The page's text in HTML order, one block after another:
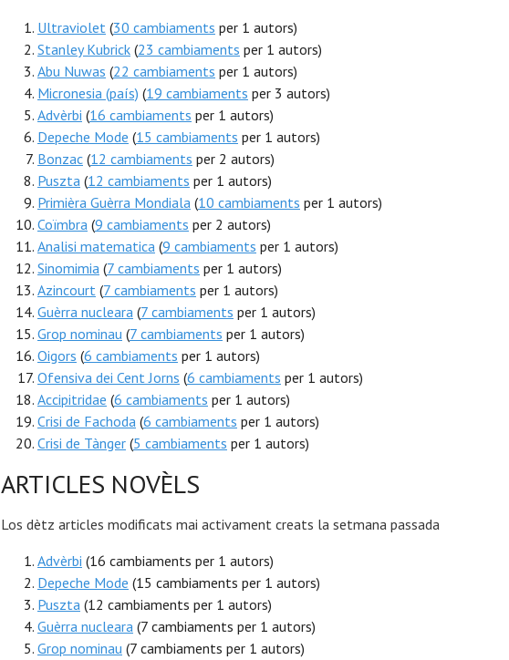
Ultraviolet (30 cambiaments per 1 autors)
Stanley Kubrick (23 cambiaments per 1 autors)
Abu Nuwas (22 cambiaments per 1 autors)
Micronesia (país) (19 cambiaments per 3 autors)
Advèrbi (16 cambiaments per 1 autors)
Depeche Mode (15 cambiaments per 1 autors)
Bonzac (12 cambiaments per 2 autors)
Puszta (12 cambiaments per 1 autors)
Primièra Guèrra Mondiala (10 cambiaments per 1 autors)
Coïmbra (9 cambiaments per 2 autors)
Analisi matematica (9 cambiaments per 1 autors)
Sinomimia (7 cambiaments per 1 autors)
Azincourt (7 cambiaments per 1 autors)
Guèrra nucleara (7 cambiaments per 1 autors)
Grop nominau (7 cambiaments per 1 autors)
Oigors (6 cambiaments per 1 autors)
Ofensiva dei Cent Jorns (6 cambiaments per 1 autors)
Accipitridae (6 cambiaments per 1 autors)
Crisi de Fachoda (6 cambiaments per 1 autors)
Crisi de Tànger (5 cambiaments per 1 autors)
ARTICLES NOVÈLS
Los dètz articles modificats mai activament creats la setmana passada
Advèrbi (16 cambiaments per 1 autors)
Depeche Mode (15 cambiaments per 1 autors)
Puszta (12 cambiaments per 1 autors)
Guèrra nucleara (7 cambiaments per 1 autors)
Grop nominau (7 cambiaments per 1 autors)